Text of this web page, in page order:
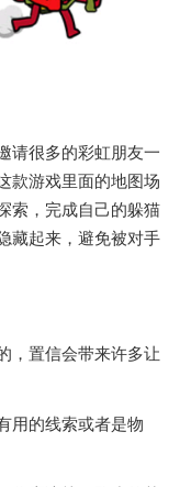
请很多的彩虹朋友一
款游戏里面的地图场
索，完成自己的躲猫
藏起来，避免被对手
，置信会带来许多让
用的线索或者是物